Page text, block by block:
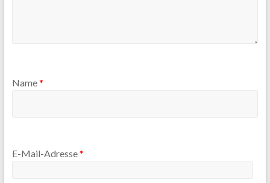
Name*
E-Mail-Adresse*